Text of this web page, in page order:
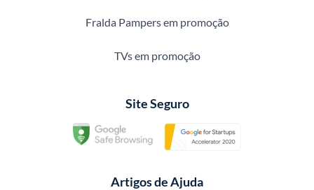
Fralda Pampers em promoção
TVs em promoção
Site Seguro
Artigos de Ajuda